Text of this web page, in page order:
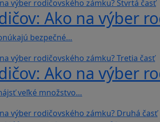
Ako na výber
bezpečné…
Ako na výber
veľké množstvo…